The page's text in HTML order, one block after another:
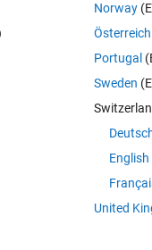
Since one warning
will be removed in
0 -1 -2 -3 -4 -5 ]';
Norway
Österreich
Portugal
Sweden
English
United